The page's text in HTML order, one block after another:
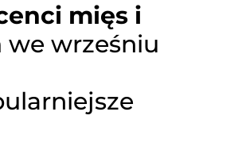
mięs i
we wrześniu